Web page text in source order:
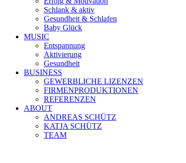
Schlank & aktiv
Gesundheit & Schlafen
Baby Glück
MUSIC
Entspannung
Aktivierung
Gesundheit
BUSINESS
GEWERBLICHE LIZENZEN
FIRMENPRODUKTIONEN
REFERENZEN
ABOUT
ANDREAS SCHÜTZ
KATJA SCHÜTZ
TEAM